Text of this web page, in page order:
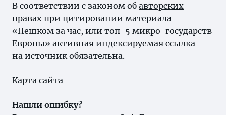
В соответствии с законом об авторских
правах при цитировании материала
«Пешком за час, или топ-5 микро-государств
Европы» активная индексируемая ссылка
на источник обязательна.
Карта сайта
Нашли ошибку?